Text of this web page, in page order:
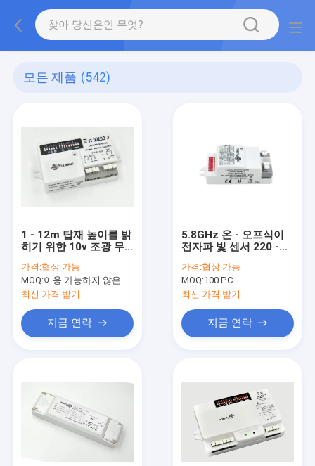
모든 제품 (542)
1 - 12m 탑재 높이를 밝
히기 위한 10v 조광 무
가격:협상 가능
MOQ:이용 가능하지 않은 생산 정지.
최신 가격 받기
지금 연락
5.8GHz 온 - 오프식이
전자파 빛 센서 220 -
다
가격:협상 가능
MOQ:100 PC
최신 가격 받기
지금 연락